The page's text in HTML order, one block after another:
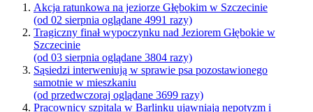
Akcja ratunkowa na jeziorze Głębokim w Szczecinie
(od 02 sierpnia oglądane 4991 razy)
Tragiczny finał wypoczynku nad Jeziorem Głębokie w
Szczecinie
(od 03 sierpnia oglądane 3804 razy)
Sąsiedzi interweniują w sprawie psa pozostawionego
samotnie w mieszkaniu
(od przedwczoraj oglądane 3699 razy)
Pracownicy szpitala w Barlinku ujawniają nepotyzm i